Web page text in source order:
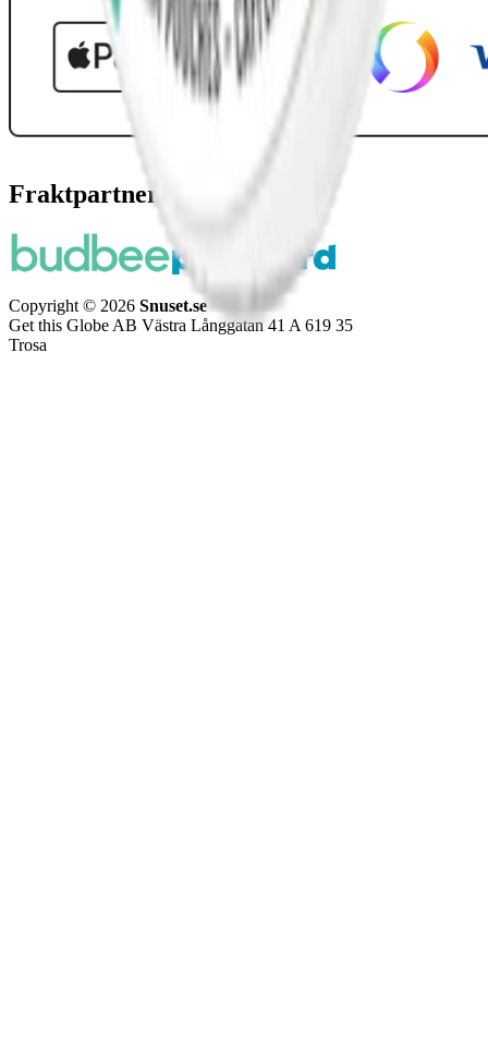
Fraktpartners
Copyright © 2026 Snuset.se
Get this Globe AB Västra Långgatan 41 A 619 35
Trosa